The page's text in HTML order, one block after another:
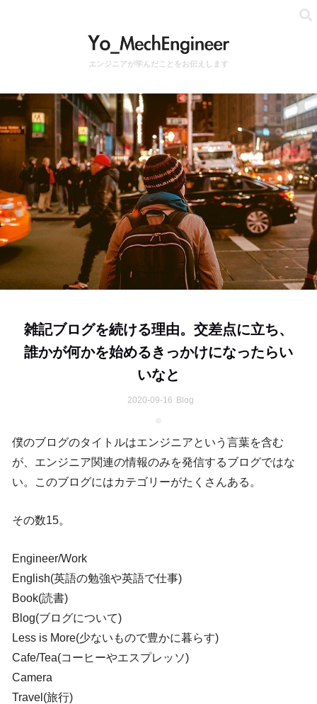
エンジニアが学んだことをお伝えします
雑記ブログを続ける理由。交差点に立ち、
誰かが何かを始めるきっかけになったらい
いなと
2020-09-16 Blog
僕のブログのタイトルはエンジニアという言葉を含む
が、エンジニア関連の情報のみを発信するブログではな
い。このブログにはカテゴリーがたくさんある。
その数15。
Engineer/Work
English(英語の勉強や英語で仕事)
Book(読書)
Blog(ブログについて)
Less is More(少ないもので豊かに暮らす)
Cafe/Tea(コーヒーやエスプレッソ)
Camera
Travel(旅行)